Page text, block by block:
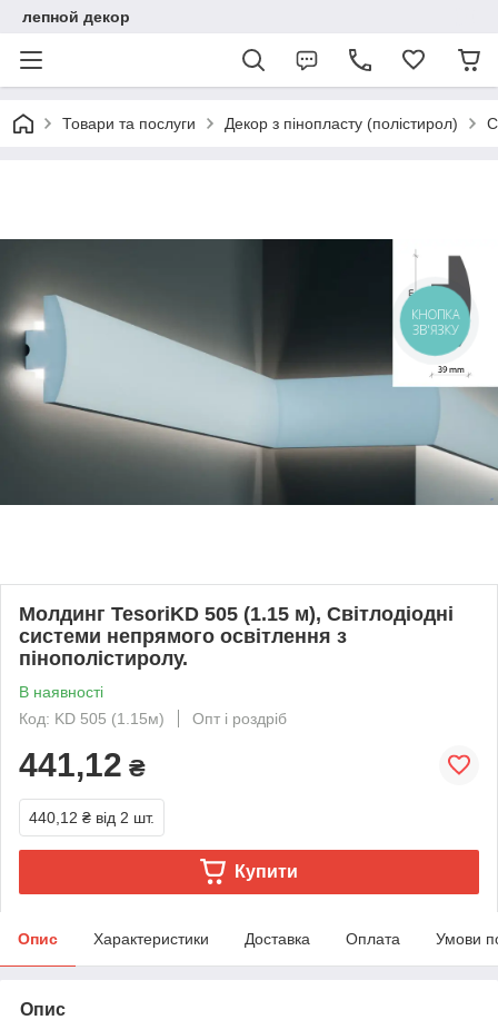
лепной декор
Товари та послуги Декор з пінопласту (полістирол)
Молдинг TesoriKD 505 (1.15 м), Світлодіодні
системи непрямого освітлення з
пінополістиролу.
В наявності
Код: KD 505 (1.15м)
Опт і роздріб
441,12 ₴
440,12 ₴ від 2 шт.
Купити
Опис Характеристики Доставка Оплата Умови
Опис
КНОПКА
ЗВ'ЯЗКУ